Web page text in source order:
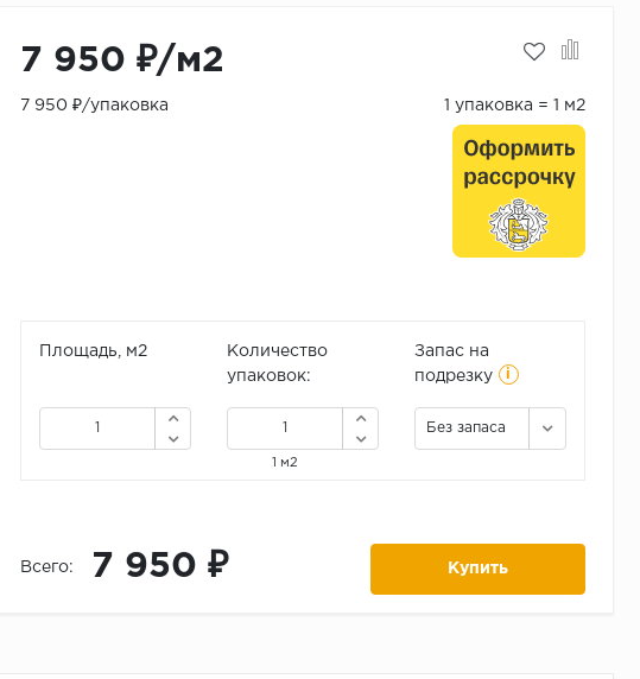
7 950 ₽/м2
7 950 ₽/упаковка 1 упаковка = 1 м2
Площадь, м2
Количество
упаковок:
1 м2
Запас на
подрезку
i
Без запаса
Всего: 7 950 ₽ Купить